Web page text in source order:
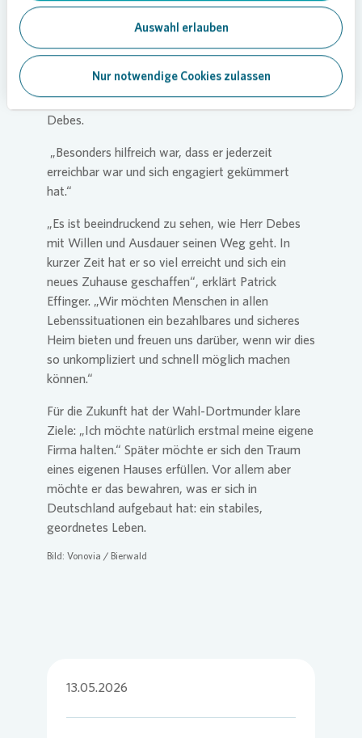
Auswahl erlauben
Nur notwendige Cookies zulassen
liegt direkt im Grünen und verkehrsberuhigt – das
war mir wichtig.“ Bei der Suche nach dem
Herrn Effinger war sehr positiv. Er war von Anfang
an freundlich, professionell und zuverlässig“, so
Debes.
„Besonders hilfreich war, dass er jederzeit
erreichbar war und sich engagiert gekümmert
hat.“
„Es ist beeindruckend zu sehen, wie Herr Debes
mit Willen und Ausdauer seinen Weg geht. In
kurzer Zeit hat er so viel erreicht und sich ein
neues Zuhause geschaffen“, erklärt Patrick
Effinger. „Wir möchten Menschen in allen
Lebenssituationen ein bezahlbares und sicheres
Heim bieten und freuen uns darüber, wenn wir dies
so unkompliziert und schnell möglich machen
können.“
Für die Zukunft hat der Wahl-Dortmunder klare
Ziele: „Ich möchte natürlich erstmal meine eigene
Firma halten.“ Später möchte er sich den Traum
eines eigenen Hauses erfüllen. Vor allem aber
möchte er das bewahren, was er sich in
Deutschland aufgebaut hat: ein stabiles,
geordnetes Leben.
Bild: Vonovia / Bierwald
13.05.2026